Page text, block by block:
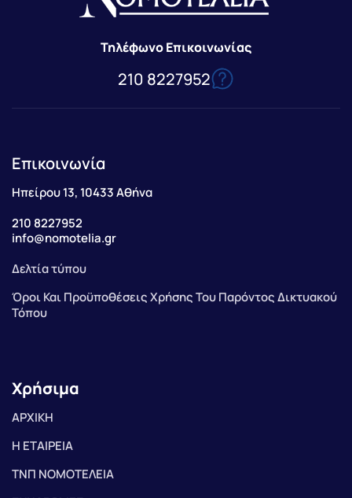
Τηλέφωνο Επικοινωνίας
210 8227952
Επικοινωνία
Ηπείρου 13, 10433 Αθήνα
210 8227952
info@nomotelia.gr
Δελτία τύπου
Όροι Και Προϋποθέσεις Χρήσης Του Παρόντος Δικτυακού
Τόπου
Χρήσιμα
ΑΡΧΙΚΗ
Η ΕΤΑΙΡΕΙΑ
ΤΝΠ ΝΟΜΟΤΕΛΕΙΑ